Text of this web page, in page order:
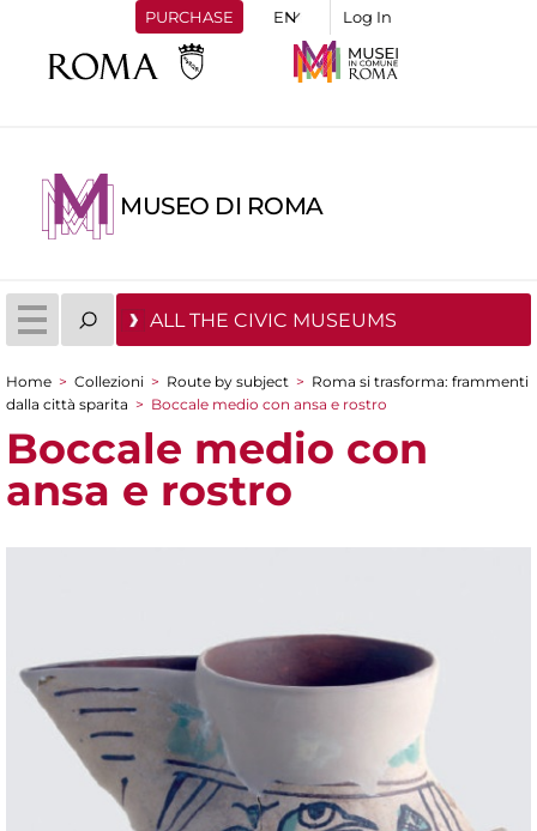
PURCHASE Log In
MUSEO DI ROMA
ALL THE CIVIC MUSEUMS
You are here
Home > Collezioni > Route by subject > Roma si trasforma: frammenti
dalla città sparita > Boccale medio con ansa e rostro
Boccale medio con
ansa e rostro